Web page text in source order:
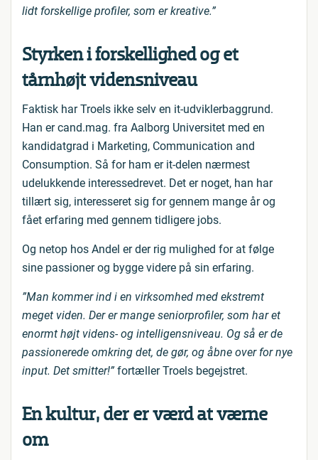
lidt forskellige profiler, som er kreative.”
Styrken i forskellighed og et
tårnhøjt vidensniveau
Faktisk har Troels ikke selv en it-udviklerbaggrund.
Han er cand.mag. fra Aalborg Universitet med en
kandidatgrad i Marketing, Communication and
Consumption. Så for ham er it-delen nærmest
udelukkende interessedrevet. Det er noget, han har
tillært sig, interesseret sig for gennem mange år og
fået erfaring med gennem tidligere jobs.
Og netop hos Andel er der rig mulighed for at følge
sine passioner og bygge videre på sin erfaring.
”Man kommer ind i en virksomhed med ekstremt
meget viden. Der er mange seniorprofiler, som har et
enormt højt videns- og intelligensniveau. Og så er de
passionerede omkring det, de gør, og åbne over for nye
input. Det smitter!” fortæller Troels begejstret.
En kultur, der er værd at værne
om